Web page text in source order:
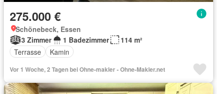
275.000 €
Schönebeck, Essen
3 Zimmer
1 Badezimmer
114 m²
Terrasse
Kamin
Vor 1 Woche, 2 Tagen bei Ohne-makler - Ohne-Makler.net